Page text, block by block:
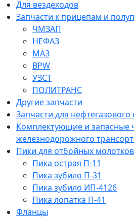
Для вездеходов
Запчасти к прицепам и
ЧМЗАП
НЕФАЗ
МАЗ
BPW
УЗСТ
ПОЛИТРАНС
Другие запчасти
Запчасти для
Комплектующие и запасные
железнодорожного
Пики для отбойных молотков
Пика острая П-11
Пика зубило П-31
Пика зубило ИП-4126
Пика лопатка П-41
Фланцы